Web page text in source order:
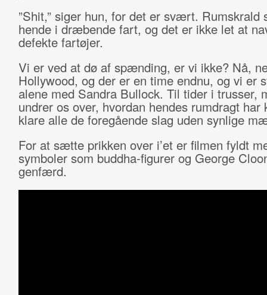
”Shit,” siger hun, for det er svært. Rumskrald
hende i dræbende fart, og det er ikke let at
defekte fartøjer.
Vi er ved at dø af spænding, er vi ikke? Nå,
Hollywood, og der er en time endnu, og vi er
alene med Sandra Bullock. Til tider i trusser,
undrer os over, hvordan hendes rumdragt har
klare alle de foregående slag uden synlige
For at sætte prikken over i’et er filmen fyldt
symboler som buddha-figurer og George
genfærd.